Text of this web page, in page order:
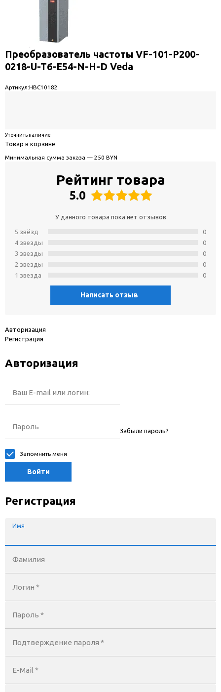
Преобразователь частоты VF-101-P200-
0218-U-T6-E54-N-H-D Veda
Артикул:HBC10182
Уточнить наличие
Товар в корзине
Минимальная сумма заказа — 250 BYN
Рейтинг товара
5.0
У данного товара пока нет отзывов
5 звёзд
4 звeзды
3 звeзды
2 звeзды
1 звeзда
0
0
0
0
0
Написать отзыв
Авторизация
Регистрация
Авторизация
Ваш E-mail или логин:
Пароль Забыли пароль?
Запомнить меня
Войти
Регистрация
Имя
Фамилия
Логин *
Пароль *
Подтверждение пароля *
E-Mail *